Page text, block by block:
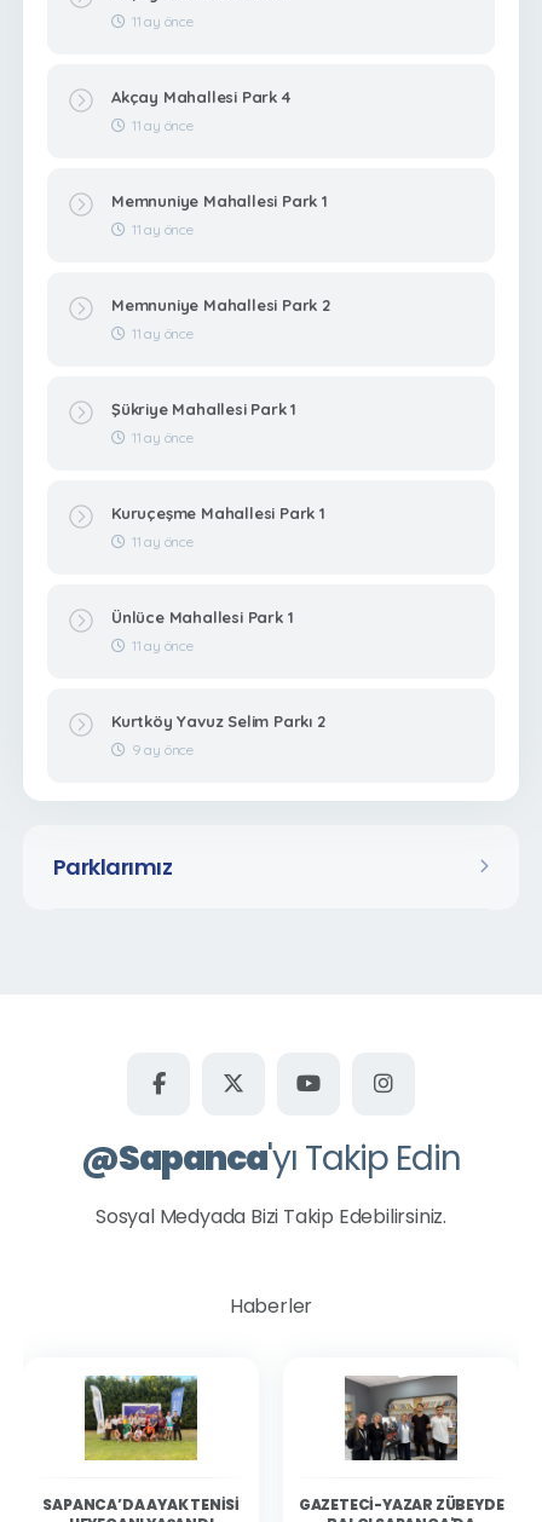
Parklarımız
11 ay önce
Akçay Mahallesi Park 4
11 ay önce
Memnuniye Mahallesi Park 1
11 ay önce
Memnuniye Mahallesi Park 2
11 ay önce
Şükriye Mahallesi Park 1
11 ay önce
Kuruçeşme Mahallesi Park 1
11 ay önce
Ünlüce Mahallesi Park 1
11 ay önce
Kurtköy Yavuz Selim Parkı 2
9 ay önce
@Sapanca'yı Takip Edin
Sosyal Medyada Bizi Takip Edebilirsiniz.
Haberler
SAPANCA’DA AYAK TENISI
GAZETECI-YAZAR ZÜBEYDE